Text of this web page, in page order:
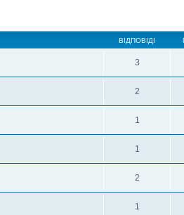
ВІДПОВІДІ
3
2
1
1
2
1